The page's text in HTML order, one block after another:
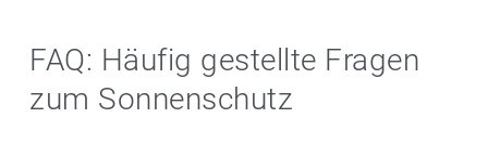
FAQ: Häufig gestellte Fragen
zum Sonnenschutz